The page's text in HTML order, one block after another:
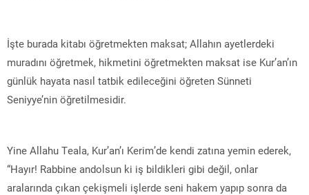
İşte burada kitabı öğretmekten maksat; Allahın ayetlerdeki
muradını öğretmek, hikmetini öğretmekten maksat ise Kur’an’ın
günlük hayata nasıl tatbik edileceğini öğreten Sünneti
Seniyye’nin öğretilmesidir.
Yine Allahu Teala, Kur’an’ı Kerim’de kendi zatına yemin ederek,
“Hayır! Rabbine andolsun ki iş bildikleri gibi değil, onlar
aralarında çıkan çekişmeli işlerde seni hakem yapıp sonra da